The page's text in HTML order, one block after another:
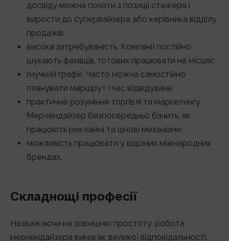
досвіду можна почати з позиції стажера і
вирости до супервайзера або керівника відділу
продажів;
висока затребуваність. Компанії постійно
шукають фахівців, готових працювати на місцях;
гнучкий графік. Часто можна самостійно
планувати маршрут і час відвідувань;
практичне розуміння торгівлі та маркетингу.
Мерчендайзер безпосередньо бачить, як
працюють рекламні та цінові механізми;
можливість працювати у відомих міжнародних
брендах.
Складнощі професії
Незважаючи на зовнішню простоту, робота
мерчендайзера вимагає великої відповідальності.